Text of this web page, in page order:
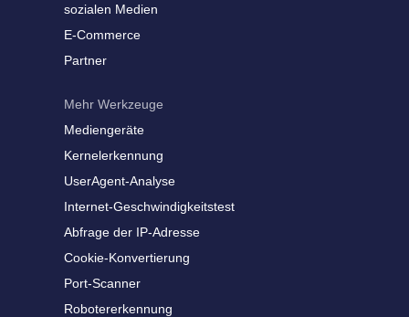
sozialen Medien
E-Commerce
Partner
Mehr Werkzeuge
Mediengeräte
Kernelerkennung
UserAgent-Analyse
Internet-Geschwindigkeitstest
Abfrage der IP-Adresse
Cookie-Konvertierung
Port-Scanner
Robotererkennung